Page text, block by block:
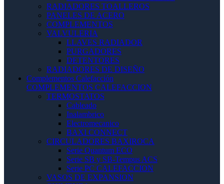
RADIADORES TOALLEROS
PANELES DE ACERO
COMPLEMENTOS
VALVULERIA
LLAVES RADIADOR
PURGADORES
DETENTORES
RADIADORES DE DISEÑO
Complementos Calefacción
COMPLEMENTOS CALEFACCION
TERMOSTATOS
Cableado
Inalambrico
Electromecanico
BAXI CONNECT
CIRCULADORES BAXIROCA
Serie Quantum ECO
Serie SB y SB-Tempus ACS
Serie PC CALEFACCION
VASOS DE EXPANSION